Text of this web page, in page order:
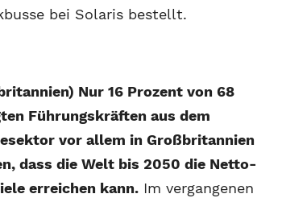
bei Solaris bestellt.
Nur 16 Prozent von 68
Führungskräften aus dem
vor allem in Großbritannien
dass die Welt bis 2050 die Netto-
erreichen kann. Im vergangenen